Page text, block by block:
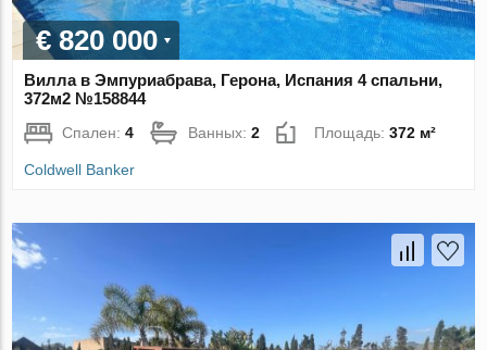
€ 820 000
Вилла в Эмпуриабрава, Герона, Испания 4 спальни,
372м2 №158844
Спален:4 Ванных:2 Площадь:372 м²
Coldwell Banker